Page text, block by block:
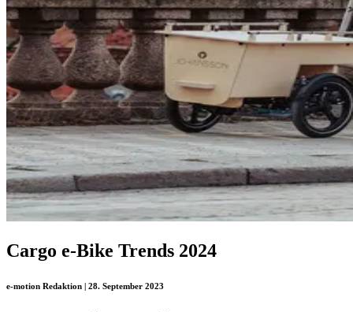
Cargo e-Bike Trends 2024
e-motion Redaktion | 28. September 2023